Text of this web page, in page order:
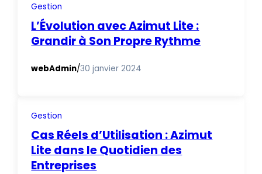
Gestion
L’Évolution avec Azimut Lite :
Grandir à Son Propre Rythme
webAdmin/30 janvier 2024
Gestion
Cas Réels d’Utilisation : Azimut
Lite dans le Quotidien des
Entreprises